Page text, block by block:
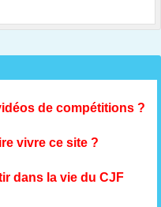
de compétitions ?
vivre ce site ?
dans la vie du CJF